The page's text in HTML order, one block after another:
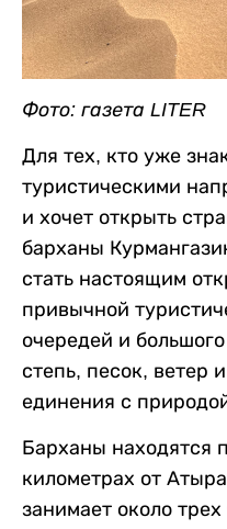
Фото: газета LITER
Для тех, кто уже
туристическими
и хочет открыть
барханы
стать настоящим
привычной
очередей и
степь, песок, ветер
единения с
Барханы находятся
километрах от
занимает около